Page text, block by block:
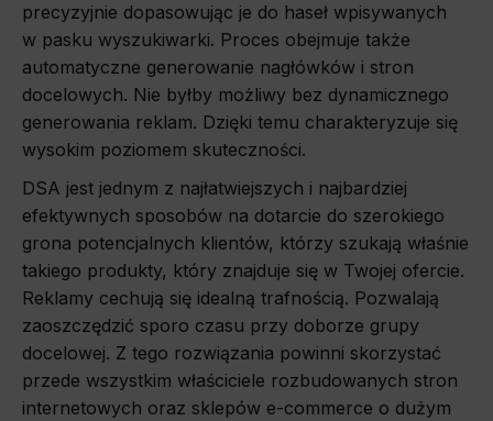
precyzyjnie dopasowując je do haseł wpisywanych
w pasku wyszukiwarki. Proces obejmuje także
automatyczne generowanie nagłówków i stron
docelowych. Nie byłby możliwy bez dynamicznego
generowania reklam. Dzięki temu charakteryzuje się
wysokim poziomem skuteczności.
DSA jest jednym z najłatwiejszych i najbardziej
efektywnych sposobów na dotarcie do szerokiego
grona potencjalnych klientów, którzy szukają właśnie
takiego produkty, który znajduje się w Twojej ofercie.
Reklamy cechują się idealną trafnością. Pozwalają
zaoszczędzić sporo czasu przy doborze grupy
docelowej. Z tego rozwiązania powinni skorzystać
przede wszystkim właściciele rozbudowanych stron
internetowych oraz sklepów e-commerce o dużym